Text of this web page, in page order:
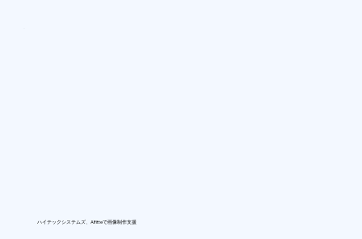
ハイテックシステムズ、AIfitteで画像制作支援